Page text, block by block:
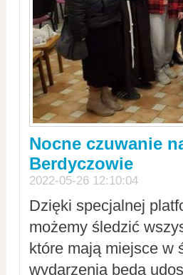
Nocne czuwanie
Berdyczowie
2022-05-26 12:10:04
Dzięki specjalnej
możemy śledzić
które mają miejsce w
wydarzenia będą